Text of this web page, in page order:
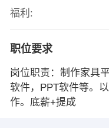
福利:
职位要求
岗位职责：制作家具
软件，PPT软件等。
作。底薪+提成